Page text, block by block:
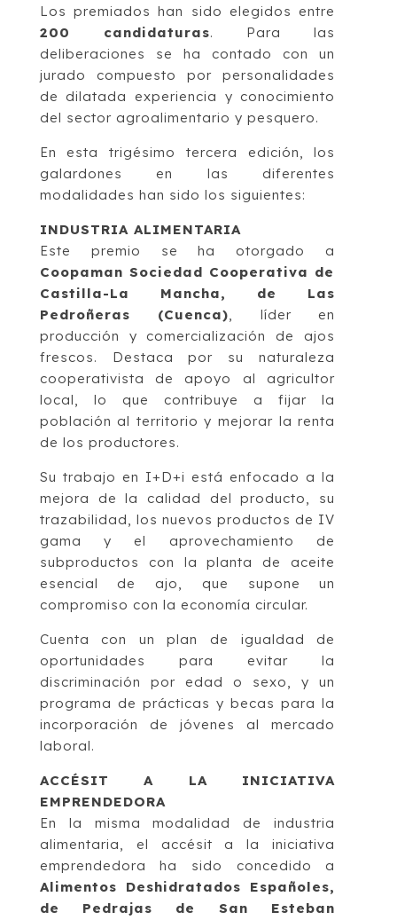
Los premiados han sido elegidos entre
200 candidaturas. Para las
deliberaciones se ha contado con un
jurado compuesto por personalidades
de dilatada experiencia y conocimiento
del sector agroalimentario y pesquero.
En esta trigésimo tercera edición, los
galardones en las diferentes
modalidades han sido los siguientes:
INDUSTRIA ALIMENTARIA
Este premio se ha otorgado a
Coopaman Sociedad Cooperativa de
Castilla-La Mancha, de Las
Pedroñeras (Cuenca) , líder en
producción y comercialización de ajos
frescos. Destaca por su naturaleza
cooperativista de apoyo al agricultor
local, lo que contribuye a fijar la
población al territorio y mejorar la renta
de los productores.
Su trabajo en I+D+i está enfocado a la
mejora de la calidad del producto, su
trazabilidad, los nuevos productos de IV
gama y el aprovechamiento de
subproductos con la planta de aceite
esencial de ajo, que supone un
compromiso con la economía circular.
Cuenta con un plan de igualdad de
oportunidades para evitar la
discriminación por edad o sexo, y un
programa de prácticas y becas para la
incorporación de jóvenes al mercado
laboral.
ACCÉSIT A LA INICIATIVA
EMPRENDEDORA
En la misma modalidad de industria
alimentaria, el accésit a la iniciativa
emprendedora ha sido concedido a
Alimentos Deshidratados Españoles,
de Pedrajas de San Esteban